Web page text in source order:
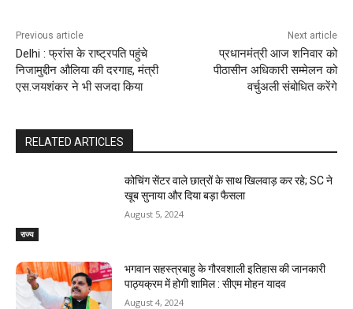
Previous article
Delhi : फ्रांस के राष्ट्रपति पहुंचे
निजामुद्दीन औलिया की दरगाह, मंत्री
एस.जयशंकर ने भी सजदा किया
Next article
प्रधानमंत्री आज शनिवार को
पीठासीन अधिकारी सम्मेलन को
वर्चुअली संबोधित करेंगे
RELATED ARTICLES
राज्य
कोचिंग सेंटर वाले छात्रों के साथ खिलवाड़ कर रहे; SC ने
खूब सुनाया और दिया बड़ा फैसला
August 5, 2024
भगवान सहस्त्रबाहु के गौरवशाली इतिहास की जानकारी
पाठ्यक्रम में होगी शामिल : सीएम मोहन यादव
August 4, 2024